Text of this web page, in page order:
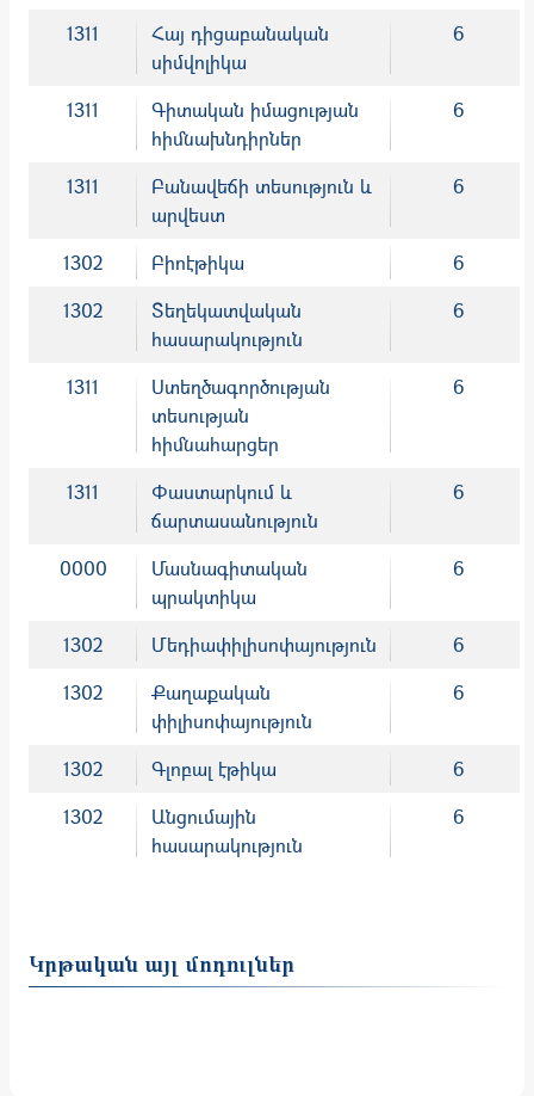
1311
Հայ դիցաբանական
սիմվոլիկա
6
1311
Գիտական իմացության
հիմնախնդիրներ
6
1311
Բանավեճի տեսություն և
արվեստ
6
1302 Բիոէթիկա
6
1302
Տեղեկատվական
հասարակություն
6
1311
Ստեղծագործության
տեսության
հիմնահարցեր
6
1311
Փաստարկում և
ճարտասանություն
6
0000
Մասնագիտական
պրակտիկա
6
1302 Մեդիափիլիսոփայություն
6
1302
Քաղաքական
փիլիսոփայություն
6
1302 Գլոբալ էթիկա
6
1302
Անցումային
հասարակություն
6
Կրթական այլ մոդուլներ